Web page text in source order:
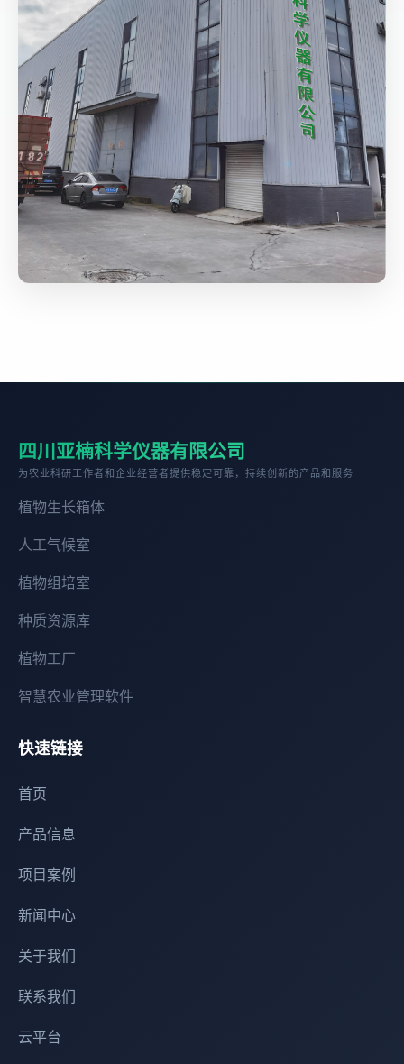
四川亚楠科学仪器有限公司
为农业科研工作者和企业经营者提供稳定可靠，持续创新的产品和服务
植物生长箱体
人工气候室
植物组培室
种质资源库
植物工厂
智慧农业管理软件
快速链接
首页
产品信息
项目案例
新闻中心
关于我们
联系我们
云平台